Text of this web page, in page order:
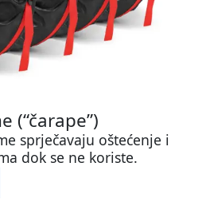
(“čarape”)
sprječavaju oštećenje i
dok se ne koriste.